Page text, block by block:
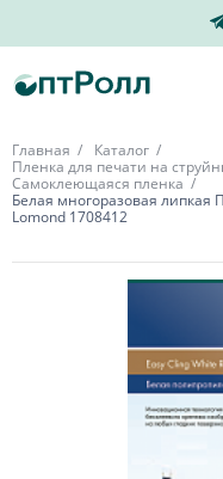
Главная
Каталог
Пленка для печати на
Самоклеющаяся пленка
Белая многоразовая липкая
Lomond 1708412